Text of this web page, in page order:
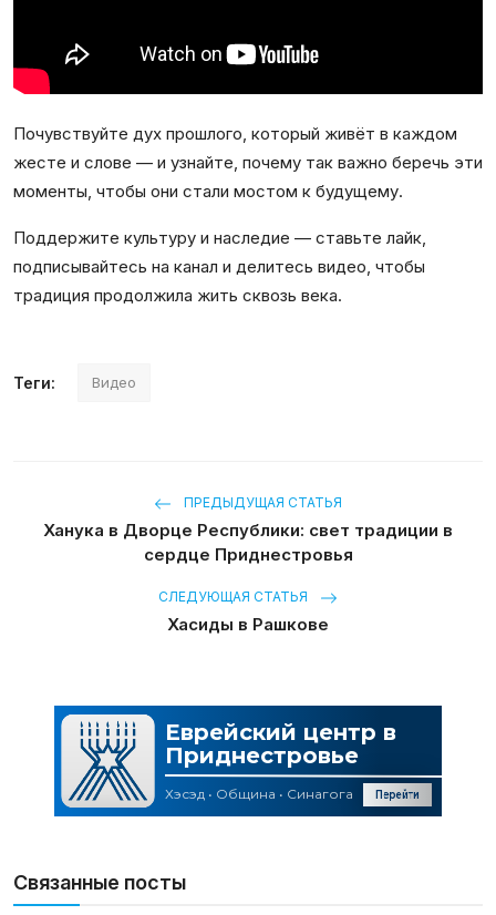
Почувствуйте дух прошлого, который живёт в каждом
жесте и слове — и узнайте, почему так важно беречь эти
моменты, чтобы они стали мостом к будущему.
Поддержите культуру и наследие — ставьте лайк,
подписывайтесь на канал и делитесь видео, чтобы
традиция продолжила жить сквозь века.
Теги: Видео
ПРЕДЫДУЩАЯ СТАТЬЯ
Ханука в Дворце Республики: свет традиции в
сердце Приднестровья
СЛЕДУЮЩАЯ СТАТЬЯ
Хасиды в Рашкове
Связанные посты